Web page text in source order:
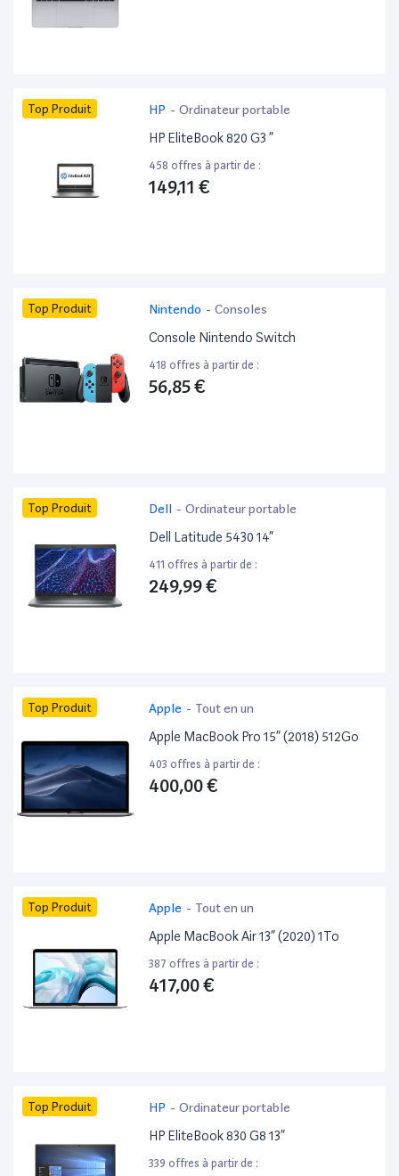
Top Produit HP - Ordinateur portable
HP EliteBook 820 G3 ”
458 offres à partir de :
149,11 €
Top Produit Nintendo - Consoles
Console Nintendo Switch
418 offres à partir de :
56,85 €
Top Produit Dell - Ordinateur portable
Dell Latitude 5430 14”
411 offres à partir de :
249,99 €
Top Produit Apple - Tout en un
Apple MacBook Pro 15” (2018) 512Go
403 offres à partir de :
400,00 €
Top Produit Apple - Tout en un
Apple MacBook Air 13” (2020) 1To
387 offres à partir de :
417,00 €
Top Produit HP - Ordinateur portable
HP EliteBook 830 G8 13”
339 offres à partir de :